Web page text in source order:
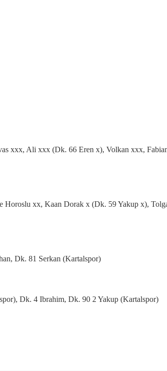
xxx, Ali xxx (Dk. 66 Eren x), Volkan xxx,
Horoslu xx, Kaan Dorak x (Dk. 59 Yakup x),
Dk. 81 Serkan (Kartalspor)
Dk. 4 Ibrahim, Dk. 90 2 Yakup (Kartalspor)